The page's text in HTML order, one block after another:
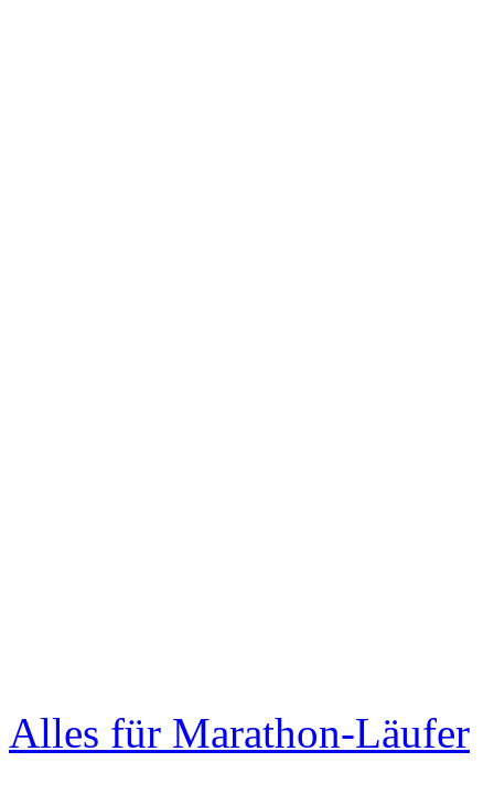
Alles für Marathon-Läufer